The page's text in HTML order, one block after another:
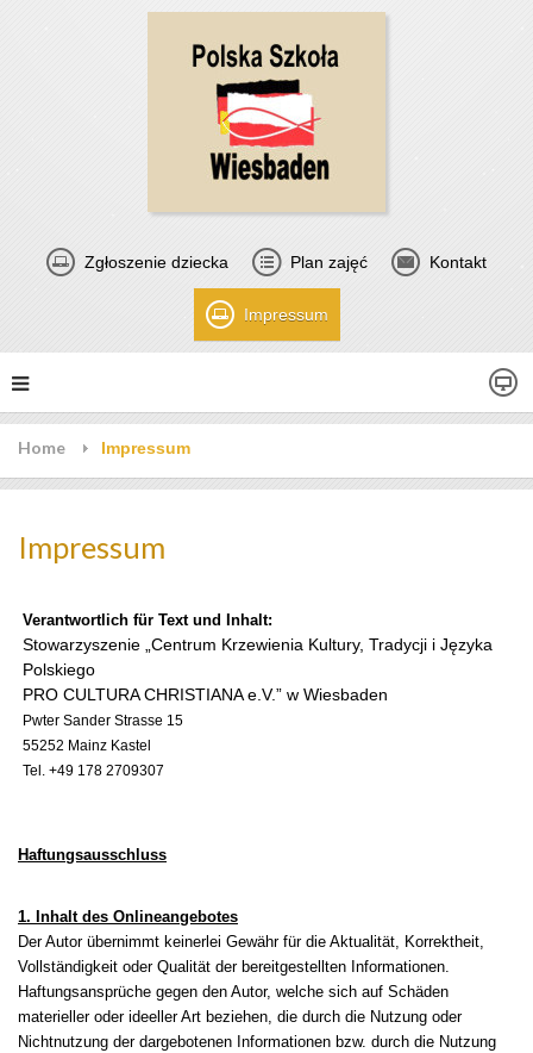
Zgłoszenie dziecka Plan zajęć Kontakt
Impressum
Home Impressum
Impressum
Verantwortlich für Text und Inhalt:
Stowarzyszenie „Centrum Krzewienia Kultury, Tradycji i Języka
Polskiego
PRO CULTURA CHRISTIANA e.V.” w Wiesbaden
Pwter Sander Strasse 15
55252 Mainz Kastel
Tel. +49 178 2709307
Haftungsausschluss
1. Inhalt des Onlineangebotes
Der Autor übernimmt keinerlei Gewähr für die Aktualität, Korrektheit,
Vollständigkeit oder Qualität der bereitgestellten Informationen.
Haftungsansprüche gegen den Autor, welche sich auf Schäden
materieller oder ideeller Art beziehen, die durch die Nutzung oder
Nichtnutzung der dargebotenen Informationen bzw. durch die Nutzung